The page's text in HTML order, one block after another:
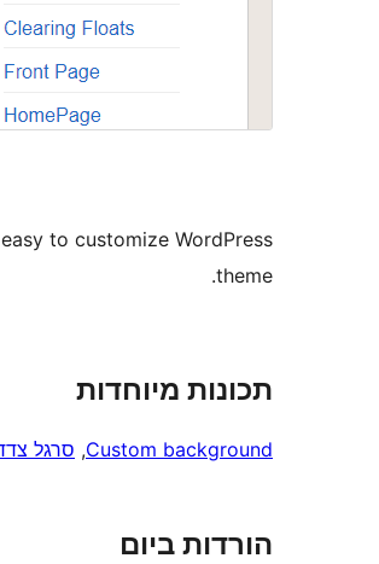
to customize WordPress
theme.
תכונות מיוחדות
Custom background
, סרגל
הורדות ביום